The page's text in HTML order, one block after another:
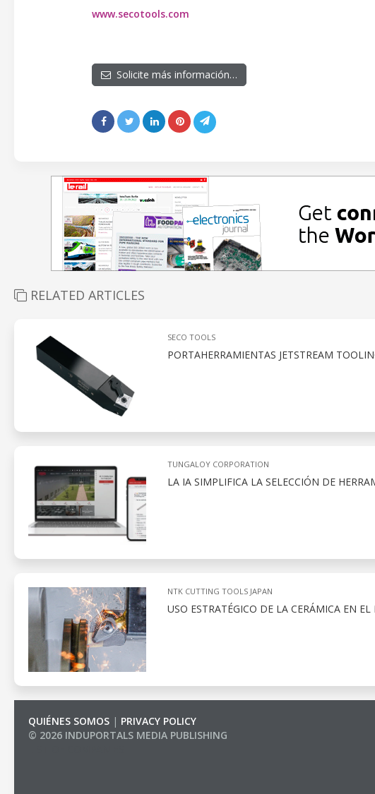
www.secotools.com
Solicite más información…
RELATED ARTICLES
SECO TOOLS
PORTAHERRAMIENTAS JETSTREAM
TUNGALOY CORPORATION
LA IA SIMPLIFICA LA SELECCIÓN DE
NTK CUTTING TOOLS JAPAN
USO ESTRATÉGICO DE LA CERÁMICA EN
QUIÉNES SOMOS | PRIVACY POLICY
© 2026 INDUPORTALS MEDIA PUBLISHING